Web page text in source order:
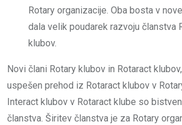
Rotary organizacije. Oba bosta v
dala velik poudarek razvoju članstva
klubov.
Novi člani Rotary klubov in Rotaract
uspešen prehod iz Rotaract klubov v
Interact klubov v Rotaract klube so
članstva. Širitev članstva je za Rotary